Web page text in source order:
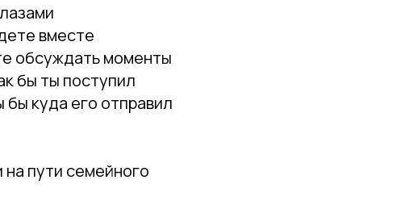
вместе
обсуждать моменты
бы ты поступил
куда его отправил
пути семейного